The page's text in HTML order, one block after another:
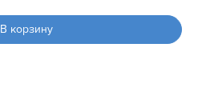
В корзину